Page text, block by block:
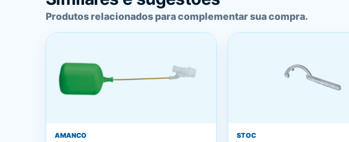
Produtos relacionados para complementar sua compra.
AMANCO STOC